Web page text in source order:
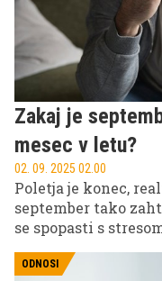
Zakaj je
mesec v letu?
02. 09. 2025 02.00
Poletja je konec,
september tako
se spopasti s
ODNOSI